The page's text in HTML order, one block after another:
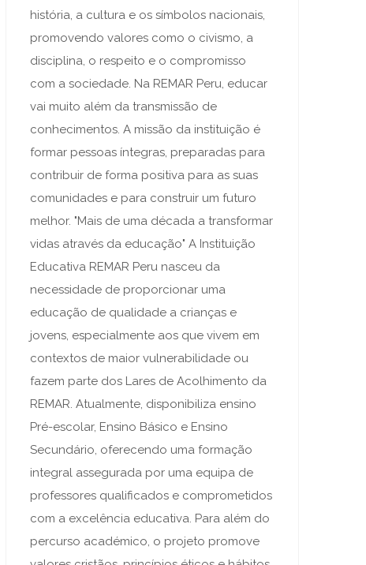
história, a cultura e os símbolos nacionais,
promovendo valores como o civismo, a
disciplina, o respeito e o compromisso
com a sociedade. Na REMAR Peru, educar
vai muito além da transmissão de
conhecimentos. A missão da instituição é
formar pessoas íntegras, preparadas para
contribuir de forma positiva para as suas
comunidades e para construir um futuro
melhor. "Mais de uma década a transformar
vidas através da educação" A Instituição
Educativa REMAR Peru nasceu da
necessidade de proporcionar uma
educação de qualidade a crianças e
jovens, especialmente aos que vivem em
contextos de maior vulnerabilidade ou
fazem parte dos Lares de Acolhimento da
REMAR. Atualmente, disponibiliza ensino
Pré-escolar, Ensino Básico e Ensino
Secundário, oferecendo uma formação
integral assegurada por uma equipa de
professores qualificados e comprometidos
com a excelência educativa. Para além do
percurso académico, o projeto promove